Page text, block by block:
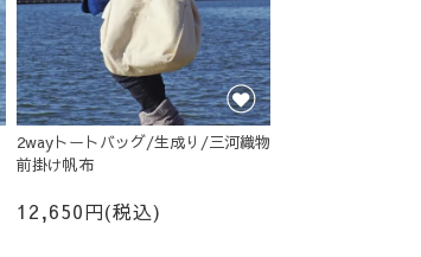
2wayトートバッグ/生成り/三河織物
前掛け帆布
12,650円(税込)